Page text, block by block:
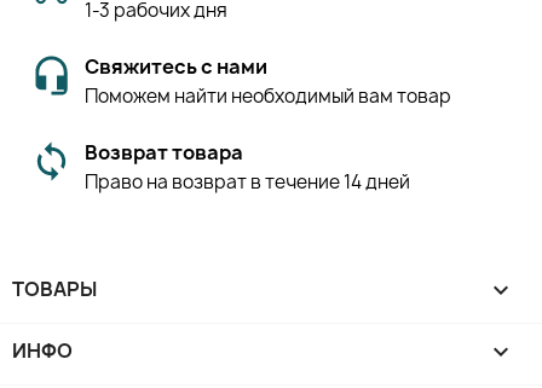
1-3 рабочих дня
Свяжитесь с нами
Поможем найти необходимый вам товар
Возврат товара
Право на возврат в течение 14 дней
ТОВАРЫ 
ИНФО 